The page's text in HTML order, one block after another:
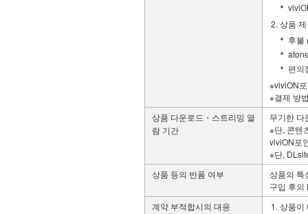
상품
후불
편의
※viviON
※결제 방
상품 다운로드・스트리밍 열
람 기간
무기한 다
※단, 콘텐
viviON포
※단,
상품 등의 반폼 여부
상품의 특
구입 후의
계약 부적합시의 대응
상품이